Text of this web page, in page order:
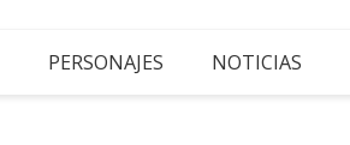
PERSONAJES NOTICIAS